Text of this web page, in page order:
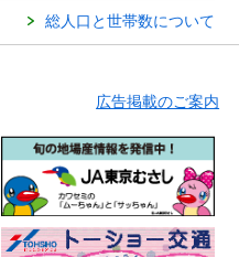
総人口と世帯数について
広告掲載のご案内